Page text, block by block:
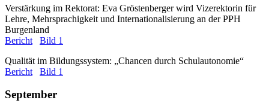
Verstärkung im Rektorat: Eva Gröstenberger wird Vizerektorin für
Lehre, Mehrsprachigkeit und Internationalisierung an der PPH
Burgenland
Bericht
Bild 1
Qualität im Bildungssystem: „Chancen durch Schulautonomie“
Bericht
Bild 1
September